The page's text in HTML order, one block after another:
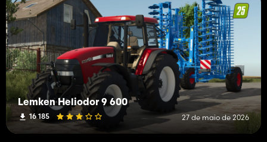
Lemken Heliodor 9 600
16 185 27 de maio de 2026